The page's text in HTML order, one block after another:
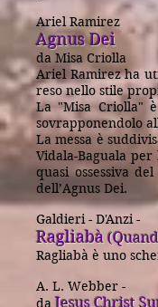
Ariel Ramirez
Agnus Dei
da Misa Criolla
Ariel Ramirez ha
reso nello stile
La "Misa Criolla"
sovrapponendolo
La messa è
Vidala-Baguala
quasi ossessiva
dell’Agnus Dei.
Galdieri - D'Anzi -
Ragliabà
Ragliabà è uno
A. L. Webber -
da Jesus Christ